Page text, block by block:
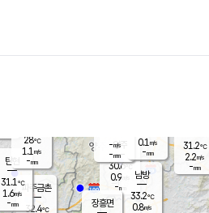
양주
30.6℃
0.9
-mm
파주금촌
32.4℃
31.2℃
2.2m/s
-mm
탄현
31.1℃
1.6m/s
-mm
남방
33.2℃
0.8m/s
장흥면
-m/s
-mm
28℃
1.1 m/s
-mm
0.1 m/s
-mm